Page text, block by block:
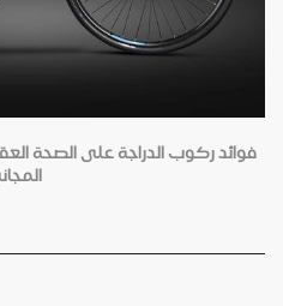
فوائد ركوب الدراجة على الصحة